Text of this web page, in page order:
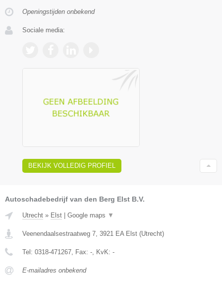
Openingstijden onbekend
Sociale media:
BEKIJK VOLLEDIG PROFIEL
Autoschadebedrijf van den Berg Elst B.V.
Utrecht » Elst | Google maps ▼
Veenendaalsestraatweg 7 3921 EA Elst (Utrecht)
Tel: 0318-471267 , Fax: - , KvK: -
E-mailadres onbekend